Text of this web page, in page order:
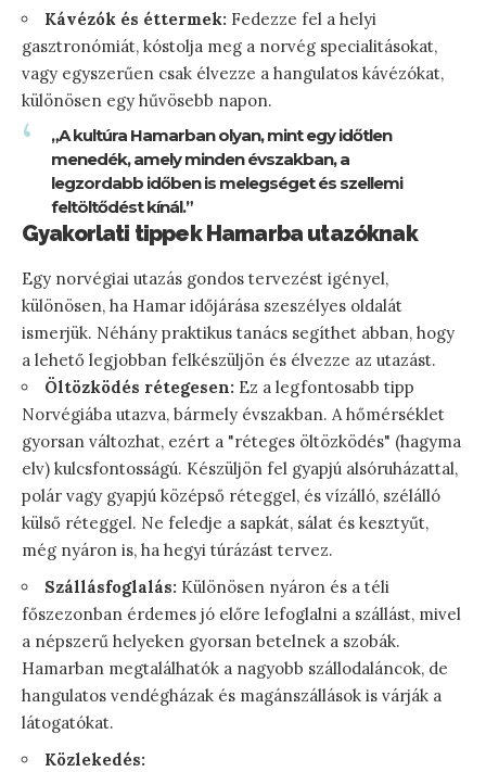
Kávézók és éttermek: Fedezze fel a helyi
gasztronómiát, kóstolja meg a norvég specialitásokat,
vagy egyszerűen csak élvezze a hangulatos kávézókat,
különösen egy hűvösebb napon.
„A kultúra Hamarban olyan, mint egy időtlen
menedék, amely minden évszakban, a
legzordabb időben is melegséget és szellemi
feltöltődést kínál.”
Gyakorlati tippek Hamarba utazóknak
Egy norvégiai utazás gondos tervezést igényel,
különösen, ha Hamar időjárása szeszélyes oldalát
ismerjük. Néhány praktikus tanács segíthet abban, hogy
a lehető legjobban felkészüljön és élvezze az utazást.
Öltözködés rétegesen: Ez a legfontosabb tipp
Norvégiába utazva, bármely évszakban. A hőmérséklet
gyorsan változhat, ezért a "réteges öltözködés" (hagyma
elv) kulcsfontosságú. Készüljön fel gyapjú alsóruházattal,
polár vagy gyapjú középső réteggel, és vízálló, szélálló
külső réteggel. Ne feledje a sapkát, sálat és kesztyűt,
még nyáron is, ha hegyi túrázást tervez.
Szállásfoglalás: Különösen nyáron és a téli
főszezonban érdemes jó előre lefoglalni a szállást, mivel
a népszerű helyeken gyorsan betelnek a szobák.
Hamarban megtalálhatók a nagyobb szállodaláncok, de
hangulatos vendégházak és magánszállások is várják a
látogatókat.
Közlekedés: